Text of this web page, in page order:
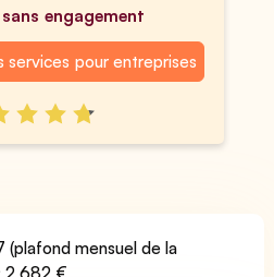
engagement
services pour entreprises
(plafond mensuel de la
2 682 €